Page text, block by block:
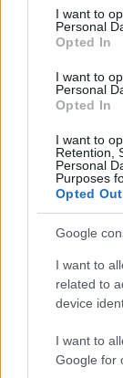
services and
not limited to
grant or deny
consent section.
I want to
Personal
Opted In
I want to
Personal
Opted In
I want to
Retention,
Personal
Purposes
Opted Out
Google
I want to
related to
device
I want to
Google for